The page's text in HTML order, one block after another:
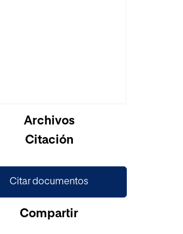
Archivos
Citación
Citar documentos
Compartir